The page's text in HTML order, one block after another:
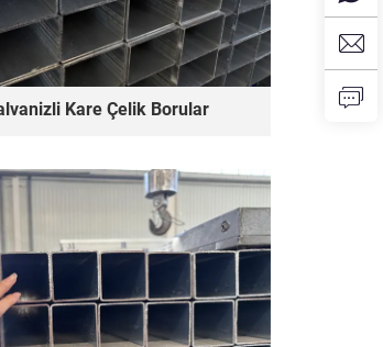
Kare Çelik Borular